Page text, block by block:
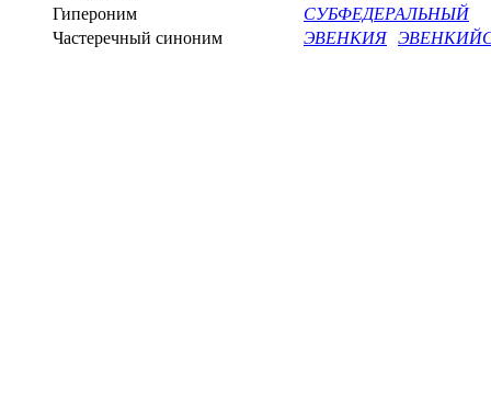
Гипероним
СУБФЕДЕРАЛЬНЫЙ
Частеречный синоним
ЭВЕНКИЯ